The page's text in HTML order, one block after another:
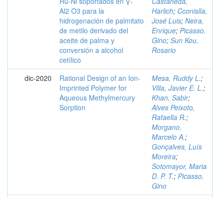
Al2 O3 para la
hidrogenación de palmitato
de metilo derivado del
aceite de palma y
conversión a alcohol
cetílico
Harlich; Cconislla,
José Luis; Neira,
Enrique; Picasso,
Gino; Sun Kou,
Rosario
dic-2020
Rational Design of an Ion-
Imprinted Polymer for
Aqueous Methylmercury
Sorption
Mesa, Ruddy L.;
Villa, Javier E. L.;
Khan, Sabir;
Alves Peixoto,
Rafaella R.;
Morgano,
Marcelo A.;
Gonçalves, Luís
Moreira;
Sotomayor, Maria
D. P. T.; Picasso,
Gino